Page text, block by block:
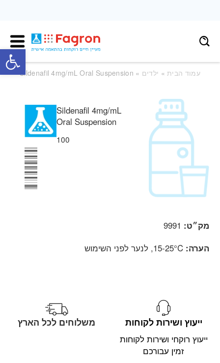
עמוד הבית» ילדים » Sildenafil 4mg/mL Oral Suspension
Sildenafil 4mg/mL
Oral Suspension
100
מק״ט: 9991
הערה:15-25°C, לנער לפני השימוש
ייעוץ ושירות לקוחות
ייעוץ רוקחי ושירות לקוחות
זמין עבורכם
משלוחים לכל הארץ